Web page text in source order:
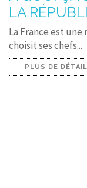
LA
La France est
choisit ses chefs...
PLUS DE